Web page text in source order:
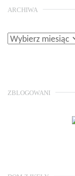
ARCHIWA
ZBLOGOWANI